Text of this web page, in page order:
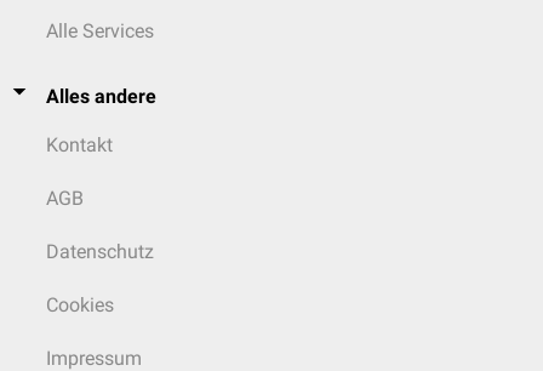
Alle Services
Alles andere
Kontakt
AGB
Datenschutz
Cookies
Impressum